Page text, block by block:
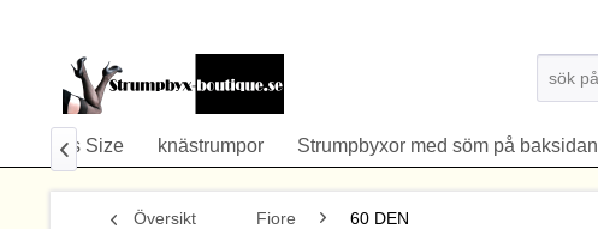
Plus Size knästrumpor Strumpbyxor med söm på baksidan

Översikt Fiore 60 DEN